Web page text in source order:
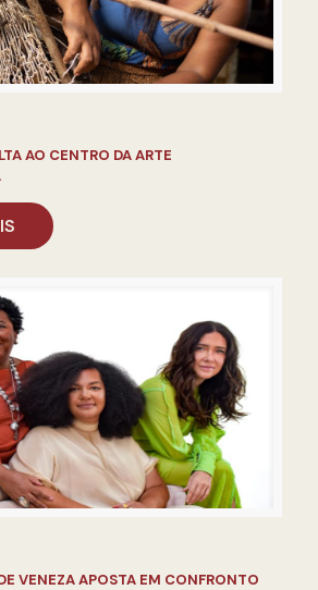
AO CENTRO DA ARTE
VENEZA APOSTA EM CONFRONTO